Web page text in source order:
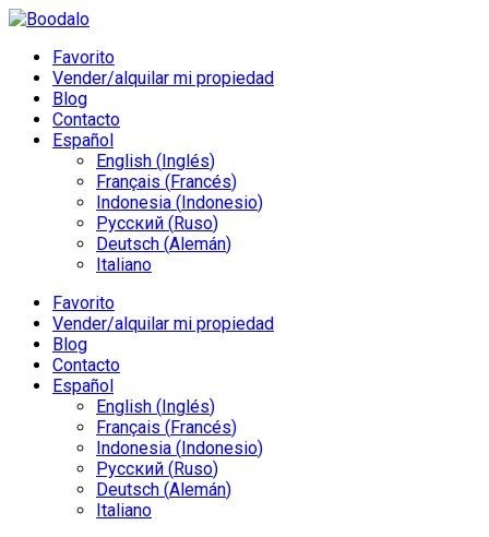
Favorito
Vender/alquilar mi propiedad
Blog
Contacto
Español
English (Inglés)
Français (Francés)
Indonesia (Indonesio)
Русский (Ruso)
Deutsch (Alemán)
Italiano
Favorito
Vender/alquilar mi propiedad
Blog
Contacto
Español
English (Inglés)
Français (Francés)
Indonesia (Indonesio)
Русский (Ruso)
Deutsch (Alemán)
Italiano